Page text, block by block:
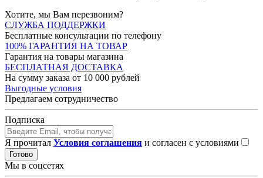
Хотите, мы Вам перезвоним?
СЛУЖБА ПОДДЕРЖКИ
Бесплатные консультации по телефону
100% ГАРАНТИЯ НА ТОВАР
Гарантия на товары магазина
БЕСПЛАТНАЯ ДОСТАВКА
На сумму заказа от 10 000 рублей
Выгодные условия
Предлагаем сотрудничество
Подписка
Я прочитал Условия соглашения и согласен с условиями
Готово
Мы в соцсетях